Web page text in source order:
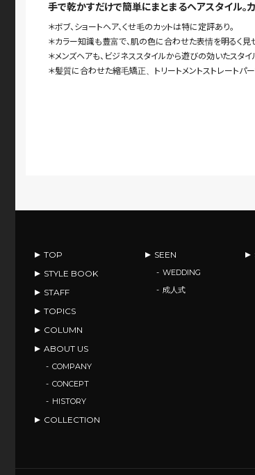
手で乾かすだけで簡単にまとまるヘアスタイル。
＊ボブ、ショートヘア、くせ毛のカットは特に定評あり。
＊カラー知識も豊富で、肌の色に合わせた表情を明るく
＊メンズヘアも、ビジネススタイルから遊びの効いたスタイ
＊髪質に合わせた縮毛矯正、トリートメントストレートパー
TOP
STYLE BOOK
STAFF
TOPICS
COLUMN
ABOUT US
COMPANY
CONCEPT
HISTORY
COLLECTION
SEEN
WEDDING
成人式